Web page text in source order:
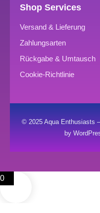
Shop Services
Versand & Lieferung
Zahlungsarten
Rückgabe & Umtausch
Cookie-Richtlinie
© 2025 Aqua Enthusiasts
by
0